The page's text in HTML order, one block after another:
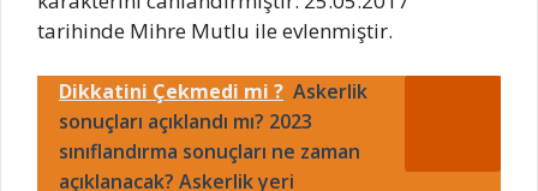
tarihinde Mihre Mutlu ile evlenmiştir.
Dikkatini Çekmedi mi ? Askerlik
sonuçları açıklandı mı? 2023
sınıflandırma sonuçları ne zaman
açıklanacak? Askerlik yeri